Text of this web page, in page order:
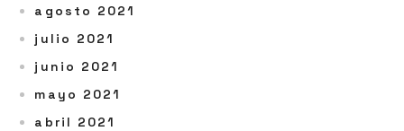
agosto 2021
julio 2021
junio 2021
mayo 2021
abril 2021